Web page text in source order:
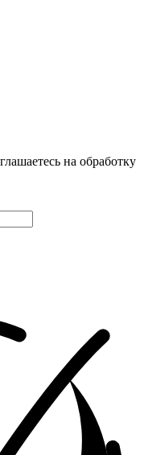
на обработку